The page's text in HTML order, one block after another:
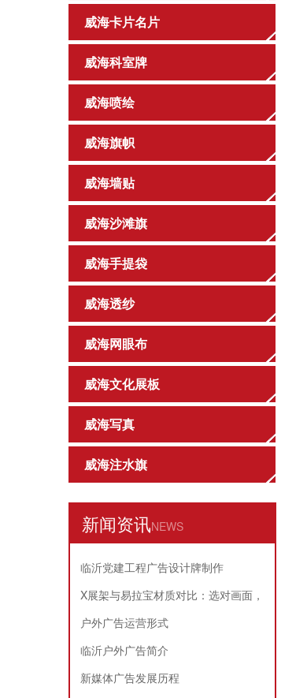
威海卡片名片
威海科室牌
威海喷绘
威海旗帜
威海墙贴
威海沙滩旗
威海手提袋
威海透纱
威海网眼布
威海文化展板
威海写真
威海注水旗
新闻资讯NEWS
临沂党建工程广告设计牌制作
X展架与易拉宝材质对比：选对画面，
耐用又省心
户外广告运营形式
临沂户外广告简介
新媒体广告发展历程